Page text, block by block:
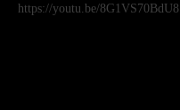
https://youtu.be/8G1VS70BdU8